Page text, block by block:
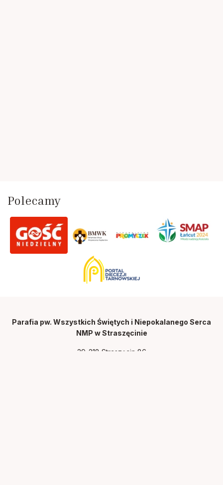
Polecamy
Parafia pw. Wszystkich Świętych i Niepokalanego Serca
NMP w Straszęcinie
39-218 Straszęcin 86